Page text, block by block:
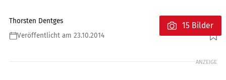
Thorsten Dentges
Veröffentlicht am 23.10.2014
Foto: Hersteller
15 Bilder
ANZEIGE